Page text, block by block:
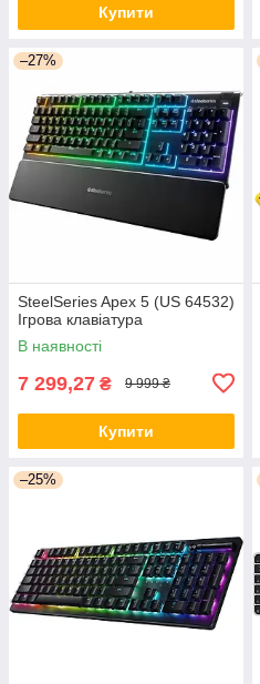
Купити
–27%
SteelSeries Apex 5 (US 64532)
Ігрова клавіатура
В наявності
7 299,27 ₴ 9 999 ₴
Купити
–25%